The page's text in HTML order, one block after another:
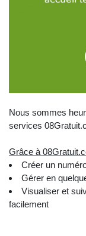
Nous sommes
services
Grâce à
Créer un
Gérer en
Visualiser et
facilement